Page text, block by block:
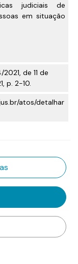
judiciais de
em situação
de 11 de
p. 2-10.
atos/detalhar